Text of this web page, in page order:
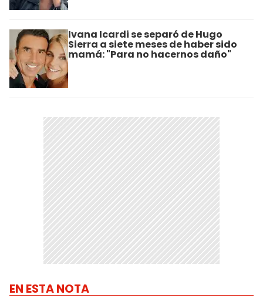
Ivana Icardi se separó de Hugo
Sierra a siete meses de haber sido
mamá: "Para no hacernos daño"
EN ESTA NOTA